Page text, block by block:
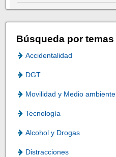
Búsqueda por temas
Accidentalidad
DGT
Movilidad y Medio ambiente
Tecnología
Alcohol y Drogas
Distracciones